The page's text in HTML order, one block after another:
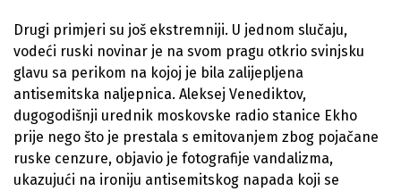
Drugi primjeri su još ekstremniji. U jednom slučaju,
vodeći ruski novinar je na svom pragu otkrio svinjsku
glavu sa perikom na kojoj je bila zalijepljena
antisemitska naljepnica. Aleksej Venediktov,
dugogodišnji urednik moskovske radio stanice Ekho
prije nego što je prestala s emitovanjem zbog pojačane
ruske cenzure, objavio je fotografije vandalizma,
ukazujući na ironiju antisemitskog napada koji se